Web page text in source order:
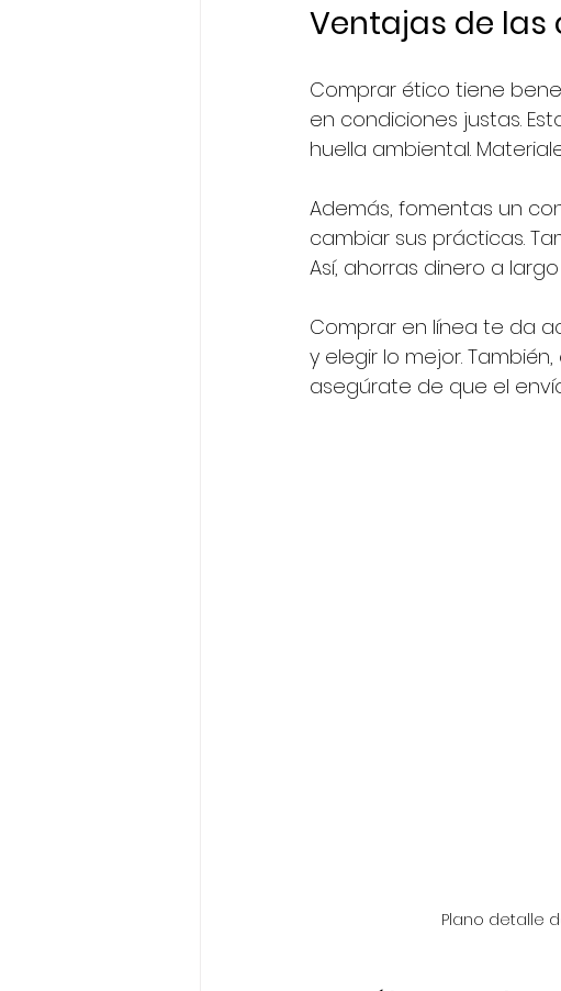
Ventajas de las
Comprar ético tiene
en condiciones justas.
huella ambiental.
Además, fomentas un
cambiar sus prácticas.
Así, ahorras dinero a
Comprar en línea te da
y elegir lo mejor.
asegúrate de que el
Plano detalle